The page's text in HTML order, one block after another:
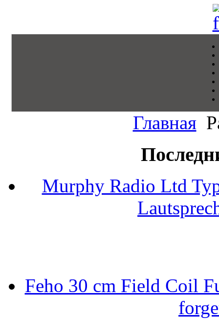
Главная
Murphy Radio Ltd
Feho 30 cm Field Coil